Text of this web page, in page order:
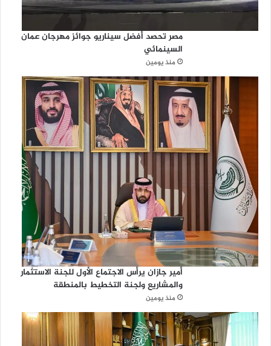
مصر تحصد أفضل سيناريو جوائز مهرجان عمان
السينمائي
منذ يومين
أمير جازان يرأس الاجتماع الأول للجنة الاستثمار
والمشاريع ولجنة التخطيط بالمنطقة
منذ يومين